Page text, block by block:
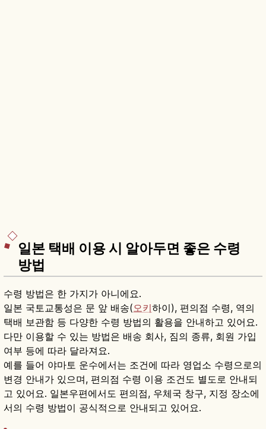
일본 택배 이용 시 알아두면 좋은 수령
방법
수령 방법은 한 가지가 아니에요.
일본 국토교통성은 문 앞 배송(오키하이), 편의점 수령, 역의
택배 보관함 등 다양한 수령 방법의 활용을 안내하고 있어요.
다만 이용할 수 있는 방법은 배송 회사, 짐의 종류, 회원 가입
여부 등에 따라 달라져요.
예를 들어 야마토 운수에서는 조건에 따라 영업소 수령으로의
변경 안내가 있으며, 편의점 수령 이용 조건도 별도로 안내되
고 있어요. 일본우편에서도 편의점, 우체국 창구, 지정 장소에
서의 수령 방법이 공식적으로 안내되고 있어요.